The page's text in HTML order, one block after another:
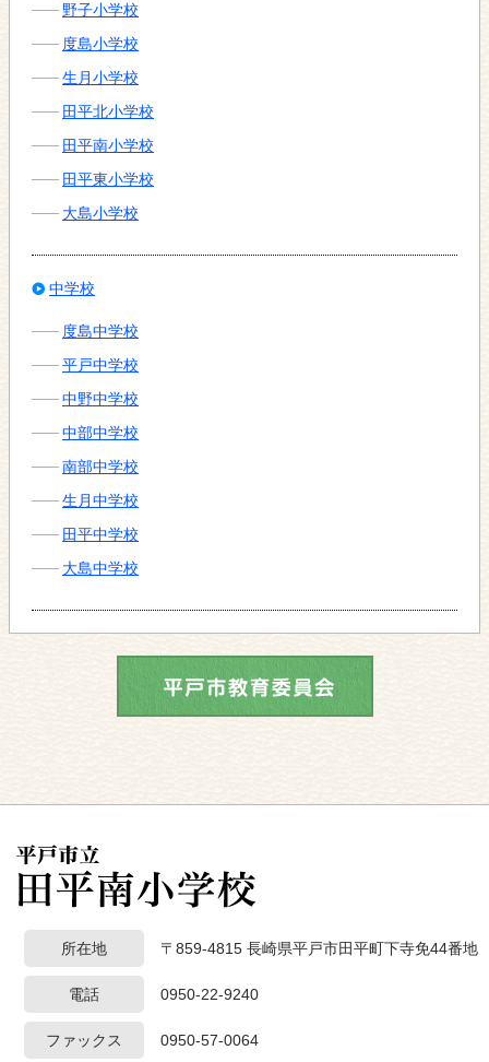
野子小学校
度島小学校
生月小学校
田平北小学校
田平南小学校
田平東小学校
大島小学校
中学校
度島中学校
平戸中学校
中野中学校
中部中学校
南部中学校
生月中学校
田平中学校
大島中学校
所在地 〒859-4815 長崎県平戸市田平町下寺免44番地
電話 0950-22-9240
ファックス 0950-57-0064